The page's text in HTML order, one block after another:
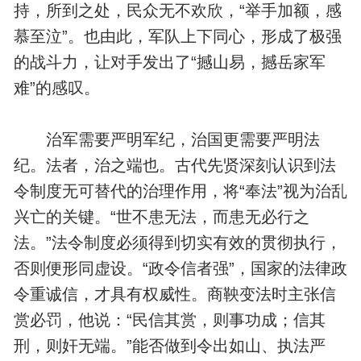
持，所到之处，民众无不欢欣，“举手加额，感
慕至泣”。也由此，军队上下同心，形成了极强
的战斗力，让对手发出了“撼山易，撼岳家军
难”的感叹。
治军需要严明军纪，治国更需要严明法
纪。法者，治之端也。古代先贤深刻认识到法
令制度无可替代的治理作用，将“奉法”视为治乱
兴亡的关键。“世不患无法，而患无必行之
法。”法令制度必须得到切实有效的贯彻执行，
否则便形同虚设。“政令信者强”，国家的法律政
令重诚信，才具有权威性。商鞅变法时主张信
赏必罚，他说：“民信其赏，则事功成；信其
刑，则奸无端。”能否做到令出如山、执法严